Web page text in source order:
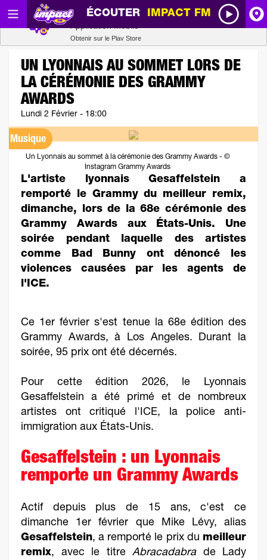
ÉCOUTER IMPACT FM
UN LYONNAIS AU SOMMET LORS DE
LA CÉRÉMONIE DES GRAMMY
AWARDS
Lundi 2 Février - 18:00
Musique
Un Lyonnais au sommet à la cérémonie des Grammy Awards - ©
Instagram Grammy Awards
L'artiste lyonnais Gesaffelstein a
remporté le Grammy du meilleur remix,
dimanche, lors de la 68e cérémonie des
Grammy Awards aux États-Unis. Une
soirée pendant laquelle des artistes
comme Bad Bunny ont dénoncé les
violences causées par les agents de
l'ICE.
Ce 1er février s'est tenue la 68e édition des
Grammy Awards, à Los Angeles. Durant la
soirée, 95 prix ont été décernés.
Pour cette édition 2026, le Lyonnais
Gesaffelstein a été primé et de nombreux
artistes ont critiqué l'ICE, la police anti-
immigration aux États-Unis.
Gesaffelstein : un Lyonnais
remporte un Grammy Awards
Actif depuis plus de 15 ans, c'est ce
dimanche 1er février que Mike Lévy, alias
Gesaffelstein, a remporté le prix du meilleur
remix, avec le titre Abracadabra de Lady
Radio SCOOP
Obtenir sur le Play Store
Télécharger